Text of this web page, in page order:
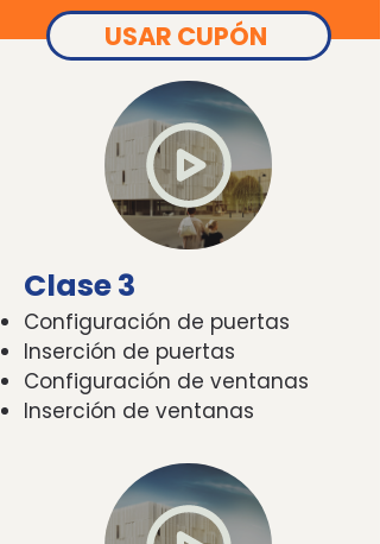
USAR CUPÓN
Clase 3
Configuración de puertas
Inserción de puertas
Configuración de ventanas
Inserción de ventanas